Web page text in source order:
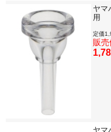
ヤマ
用
定価
販売
ヤマ
メーカー別で探す
価格・ランキングで探